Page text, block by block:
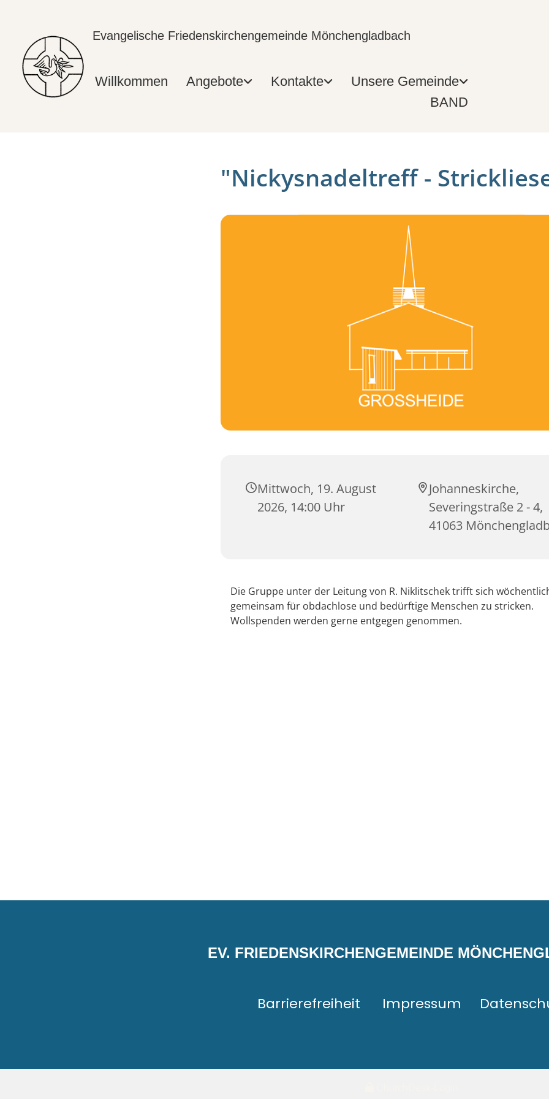
Evangelische Friedenskirchengemeinde Mönchengladbach
Willkommen Angebote Kontakte
Unsere Gemeinde
BAND
"Nickysnadeltreff -
Mittwoch, 19. August
2026, 14:00 Uhr
Johanneskirche,
Severingstraße 2 - 4,
41063
Die Gruppe unter der Leitung von R. Niklitschek trifft sich
gemeinsam für obdachlose und bedürftige Menschen zu stricken.
Wollspenden werden gerne entgegen genommen.
EV. FRIEDENSKIRCHENGEMEINDE
Barrierefreiheit Impressum